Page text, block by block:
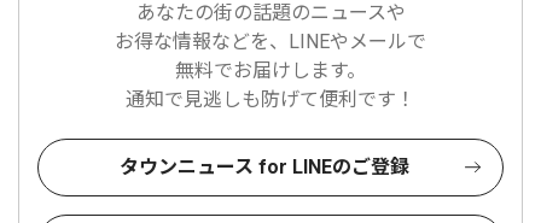
あなたの街の話題のニュースや
お得な情報などを、LINEやメールで
無料でお届けします。
通知で見逃しも防げて便利です！
タウンニュース for LINEのご登録